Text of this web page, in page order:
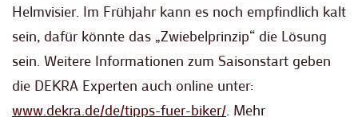
Helmvisier. Im Frühjahr kann es noch empfindlich kalt
sein, dafür könnte das „Zwiebelprinzip“ die Lösung
sein. Weitere Informationen zum Saisonstart geben
die DEKRA Experten auch online unter:
www.dekra.de/de/tipps-fuer-biker/. Mehr